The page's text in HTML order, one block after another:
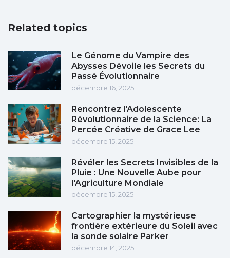
Related topics
Le Génome du Vampire des
Abysses Dévoile les Secrets du
Passé Évolutionnaire
décembre 16, 2025
Rencontrez l'Adolescente
Révolutionnaire de la Science: La
Percée Créative de Grace Lee
décembre 15, 2025
Révéler les Secrets Invisibles de la
Pluie : Une Nouvelle Aube pour
l'Agriculture Mondiale
décembre 15, 2025
Cartographier la mystérieuse
frontière extérieure du Soleil avec
la sonde solaire Parker
décembre 14, 2025